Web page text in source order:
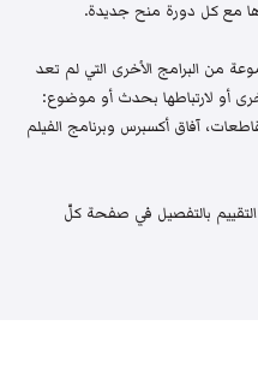
مع كل دورة منح جديدة.
من البرامج الأخرى التي لم تعد
أو لارتباطها بحدث أو موضوع:
آفاق أكسبرس وبرنامج الفيلم
بالتفصيل في صفحة كلّ